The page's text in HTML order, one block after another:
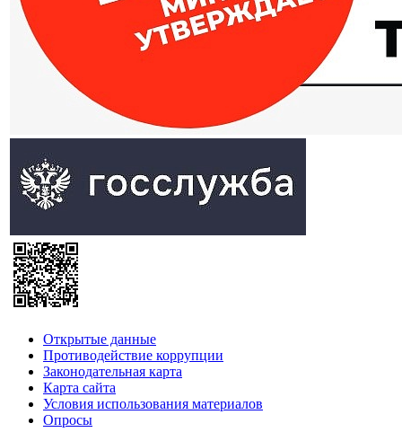
Открытые данные
Противодействие коррупции
Законодательная карта
Карта сайта
Условия использования материалов
Опросы